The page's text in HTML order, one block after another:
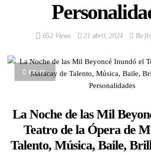
652 Views 21 abril, 2024 Be
PIN IT
La Noche de las Mil
Teatro de la Ópera de
Talento, Música, Baile,